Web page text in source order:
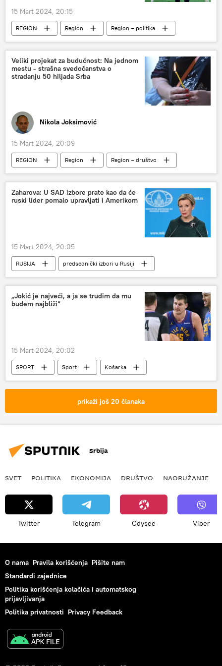
15 Mart 2024, 20:15
REGION Region
Region – politika
Crna Gora
NATO
Veliki projekat za budućnost: Na jednom
mestu - strašna svedočanstva o
stradanju 50 hiljada Srba
Nikola Joksimović
15 Mart 2024, 20:09
REGION Region
Region – društvo
žrtve
srpske žrtve
Kosovo i Metohija (KiM)
ratovi devedesetih
SFRJ
Raspad SFRJ rat u SFRJ
Zaharova: U SAD izbore prate kao da će
ruski lider pomalo upravljati i Amerikom
15 Mart 2024, 20:05
RUSIJA
predsednički izbori u Rusiji
Marija Zaharova
SAD
„Jokić je najveći, a ja se trudim da mu
budem najbliži“
15 Mart 2024, 20:02
SPORT Sport
Košarka
Nikola Jokić
NBA
prikaži još 20 članaka
Srbija
SVET POLITIKA EKONOMIJA DRUŠTVO NAORUŽANJE
Twitter Telegram Odysee Viber
O nama Pravila korišćenja Pišite nam
Standardi zajednice
Politika korišćenja kolačića i automatskog
prijavljivanja
Politika privatnosti Privacy Feedback